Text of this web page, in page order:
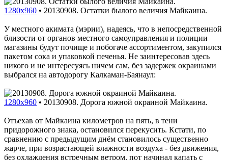
1280x960 • 20130908. Остатки былого величия Майкаина.
У местного акимата (мэрии), надеясь, что в непосредственной
близости от органов местного самоуправления и полиции
магазины будут почище и побогаче ассортиментом, закупился
пакетом сока и упаковкой печенья. Не заинтересовав здесь
никого и не интересуясь ничем сам, без задержек окраинами
выбрался на автодорогу Калкаман-Баянаул:
1280x960 • 20130908. Дорога южной окраиной Майкаина.
Отъехав от Майкаина километров на пять, в тени
придорожного знака, остановился перекусить. Кстати, по
сравнению с предыдущим днём становилось существенно
жарче, при возрастающей влажности воздуха - без движения,
без охлаждения встречным ветром, пот начинал капать с